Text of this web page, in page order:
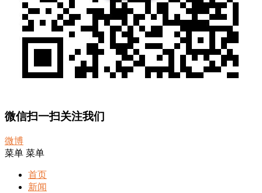
微信扫一扫关注我们
微博
菜单 菜单
首页
新闻